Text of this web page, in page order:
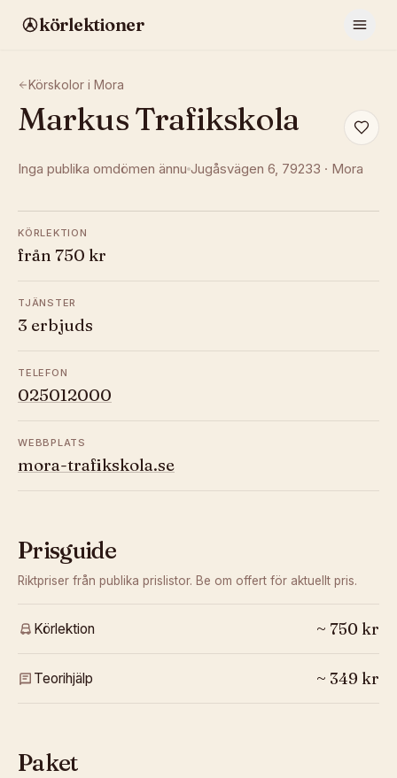
körlektioner
Körskolor i Mora
Markus Trafikskola
Inga publika omdömen ännu Jugåsvägen 6, 79233 · Mora
KÖRLEKTION
från 750 kr
TJÄNSTER
3 erbjuds
TELEFON
025012000
WEBBPLATS
mora-trafikskola.se
Prisguide
Riktpriser från publika prislistor. Be om offert för aktuellt pris.
Körlektion ~ 750 kr
Teorihjälp ~ 349 kr
Paket